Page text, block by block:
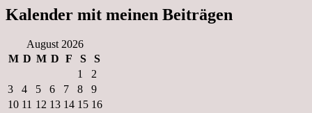
Kalender mit meinen Beiträgen
August 2026
M D M D F S
S
1
2
3
4 5 6 7 8
9
10 11 12 13 14 15 16